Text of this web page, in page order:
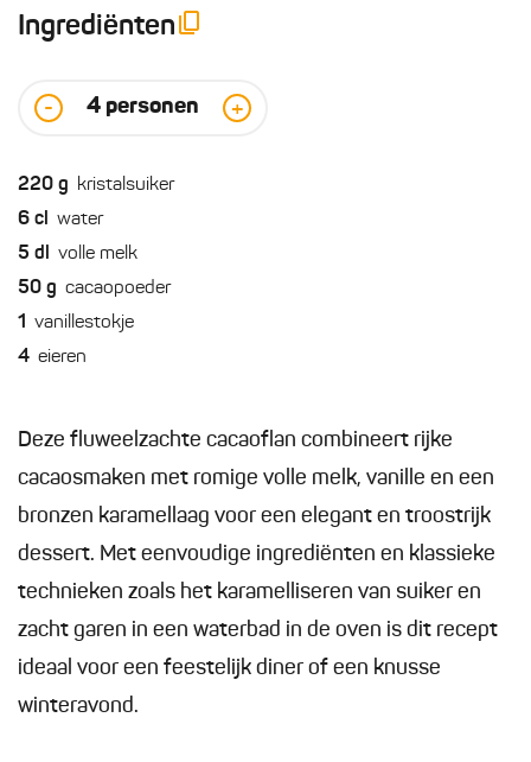
Ingrediënten
- 4 personen +
220 g kristalsuiker
6 cl water
5 dl volle melk
50 g cacaopoeder
1 vanillestokje
4 eieren
Deze fluweelzachte cacaoflan combineert rijke
cacaosmaken met romige volle melk, vanille en een
bronzen karamellaag voor een elegant en troostrijk
dessert. Met eenvoudige ingrediënten en klassieke
technieken zoals het karamelliseren van suiker en
zacht garen in een waterbad in de oven is dit recept
ideaal voor een feestelijk diner of een knusse
winteravond.